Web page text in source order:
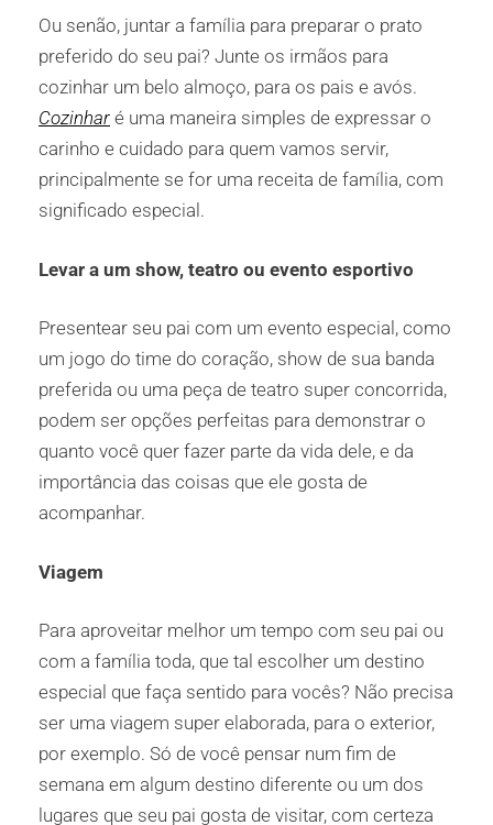
Ou senão, juntar a família para preparar o prato
preferido do seu pai? Junte os irmãos para
cozinhar um belo almoço, para os pais e avós.
Cozinhar é uma maneira simples de expressar o
carinho e cuidado para quem vamos servir,
principalmente se for uma receita de família, com
significado especial.
Levar a um show, teatro ou evento esportivo
Presentear seu pai com um evento especial, como
um jogo do time do coração, show de sua banda
preferida ou uma peça de teatro super concorrida,
podem ser opções perfeitas para demonstrar o
quanto você quer fazer parte da vida dele, e da
importância das coisas que ele gosta de
acompanhar.
Viagem
Para aproveitar melhor um tempo com seu pai ou
com a família toda, que tal escolher um destino
especial que faça sentido para vocês? Não precisa
ser uma viagem super elaborada, para o exterior,
por exemplo. Só de você pensar num fim de
semana em algum destino diferente ou um dos
lugares que seu pai gosta de visitar, com certeza